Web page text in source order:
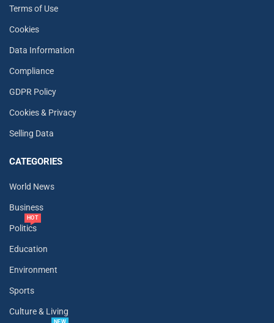
Terms of Use
Cookies
Data Information
Compliance
GDPR Policy
Cookies & Privacy
Selling Data
CATEGORIES
World News
Business
Politics
HOT
Education
Environment
Sports
Culture & Living
NEW